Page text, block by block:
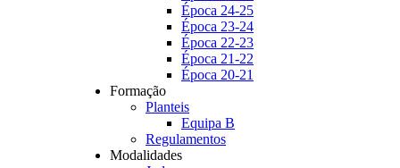
Época 24-25
Época 23-24
Época 22-23
Época 21-22
Época 20-21
Formação
Planteis
Equipa B
Regulamentos
Modalidades